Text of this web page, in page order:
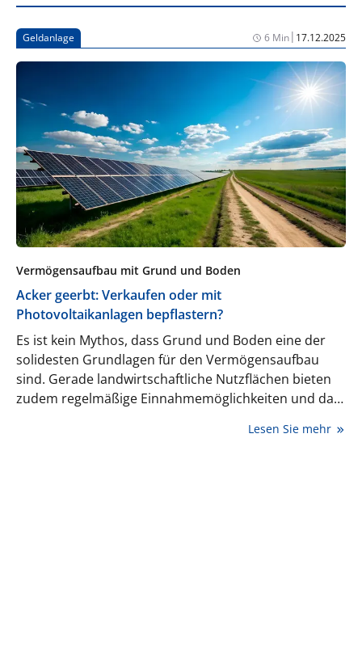
Geldanlage 6 Min| 17.12.2025
Vermögensaufbau mit Grund und Boden
Acker geerbt: Verkaufen oder mit
Photovoltaikanlagen bepflastern?
Es ist kein Mythos, dass Grund und Boden eine der
solidesten Grundlagen für den Vermögensaufbau
sind. Gerade landwirtschaftliche Nutzflächen bieten
zudem regelmäßige Einnahmemöglichkeiten und das
und Kartoffeln, sondern auch durch die Ernteerträge
Lesen Sie mehr